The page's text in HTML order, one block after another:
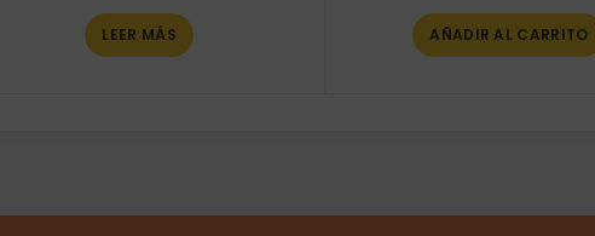
LEER MÁS
original
era:
actual
es:
AÑADIR AL CARRITO